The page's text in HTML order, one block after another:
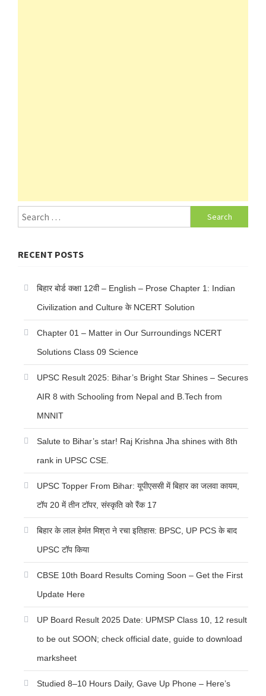
Search
for:
RECENT POSTS
बिहार बोर्ड कक्षा 12वी – English – Prose Chapter 1: Indian
Civilization and Culture के NCERT Solution
Chapter 01 – Matter in Our Surroundings NCERT
Solutions Class 09 Science
UPSC Result 2025: Bihar’s Bright Star Shines – Secures
AIR 8 with Schooling from Nepal and B.Tech from
MNNIT
Salute to Bihar’s star! Raj Krishna Jha shines with 8th
rank in UPSC CSE.
UPSC Topper From Bihar: यूपीएससी में बिहार का जलवा कायम,
टॉप 20 में तीन टॉपर, संस्कृति को रैंक 17
बिहार के लाल हेमंत मिश्रा ने रचा इतिहास: BPSC, UP PCS के बाद
UPSC टॉप किया
CBSE 10th Board Results Coming Soon – Get the First
Update Here
UP Board Result 2025 Date: UPMSP Class 10, 12 result
to be out SOON; check official date, guide to download
marksheet
Studied 8–10 Hours Daily, Gave Up Phone – Here’s